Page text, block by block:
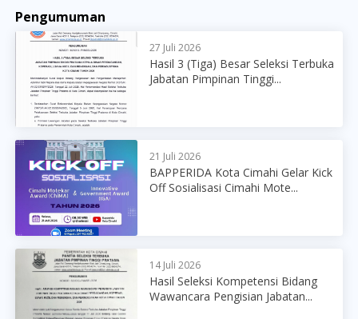
Pengumuman
27 Juli 2026
Hasil 3 (Tiga) Besar Seleksi Terbuka
Jabatan Pimpinan Tinggi...
21 Juli 2026
BAPPERIDA Kota Cimahi Gelar Kick
Off Sosialisasi Cimahi Mote...
14 Juli 2026
Hasil Seleksi Kompetensi Bidang
Wawancara Pengisian Jabatan...